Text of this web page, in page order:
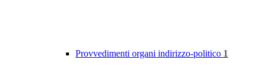
Provvedimenti organi indirizzo-politico 1